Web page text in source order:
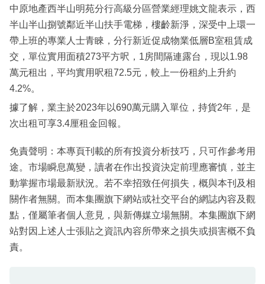
區
中原地產西半山明苑分行高級分區營業經理姚文龍表示，西
半山半山捌號鄰近半山扶手電梯，樓齡新淨，深受中上環一
帶上班的專業人士青睞，分行新近促成物業低層B室租賃成
交，單位實用面積273平方呎，1房間隔連露台，現以1.98
萬元租出，平均實用呎租72.5元，較上一份租約上升約
4.2%。
據了解，業主於2023年以690萬元購入單位，持貨2年，是
次出租可享3.4厘租金回報。
免責聲明：本專頁刊載的所有投資分析技巧，只可作參考用
途。市場瞬息萬變，讀者在作出投資決定前理應審慎，並主
動掌握市場最新狀況。若不幸招致任何損失，概與本刊及相
關作者無關。而本集團旗下網站或社交平台的網誌內容及觀
點，僅屬筆者個人意見，與新傳媒立場無關。本集團旗下網
站對因上述人士張貼之資訊內容所帶來之損失或損害概不負
責。